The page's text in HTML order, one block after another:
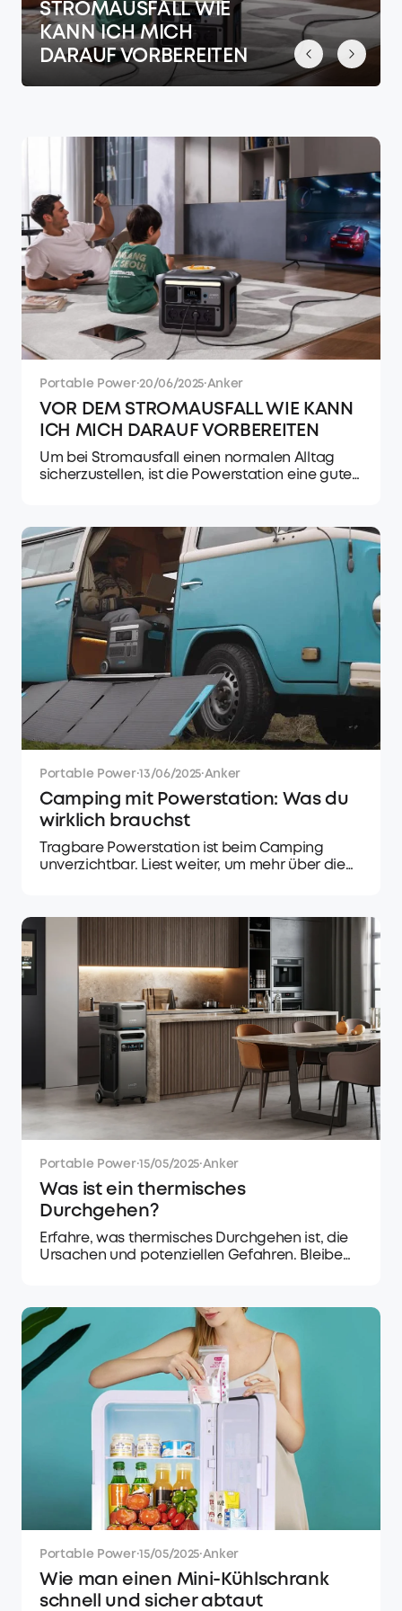
STROMAUSFALL WIE
KANN ICH MICH
DARAUF VORBEREITEN
Portable Power·20/06/2025·Anker
VOR DEM STROMAUSFALL WIE KANN
ICH MICH DARAUF VORBEREITEN
Um bei Stromausfall einen normalen Alltag
sicherzustellen, ist die Powerstation eine gute
Portable Power·13/06/2025·Anker
Camping mit Powerstation: Was du
wirklich brauchst
Tragbare Powerstation ist beim Camping
unverzichtbar. Liest weiter, um mehr über die
Portable Power·15/05/2025·Anker
Was ist ein thermisches
Durchgehen?
Erfahre, was thermisches Durchgehen ist, die
Ursachen und potenziellen Gefahren. Bleibe
Portable Power·15/05/2025·Anker
Wie man einen Mini-Kühlschrank
schnell und sicher abtaut